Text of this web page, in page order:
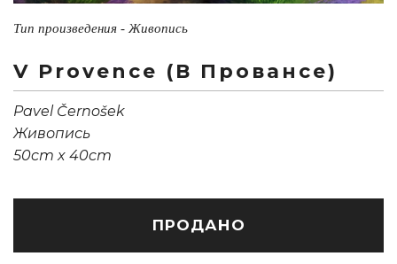
Тип произведения - Живопись
V Provence (В Провансе)
Pavel Černošek
Живопись
50cm x 40cm
ПРОДАНО